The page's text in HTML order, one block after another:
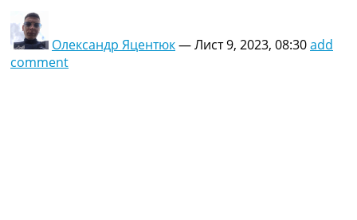
Олександр Яцентюк—Лист 9, 2023, 08:30add
comment